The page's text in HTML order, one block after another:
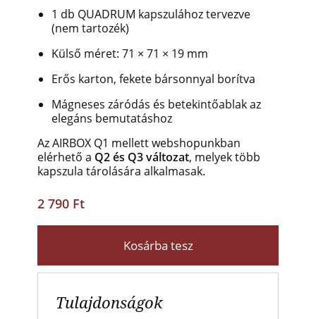
1 db QUADRUM kapszulához tervezve
(nem tartozék)
Külső méret: 71 × 71 × 19 mm
Erős karton, fekete bársonnyal borítva
Mágneses záródás és betekintőablak az
elegáns bemutatáshoz
Az AIRBOX Q1 mellett webshopunkban
elérhető a Q2 és Q3 változat, melyek több
kapszula tárolására alkalmasak.
2 790 Ft
Kosárba tesz
Tulajdonságok